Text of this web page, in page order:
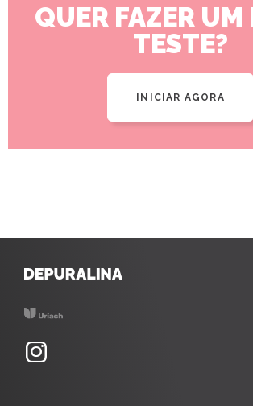
QUER FAZER UM
TESTE?
INICIAR AGORA